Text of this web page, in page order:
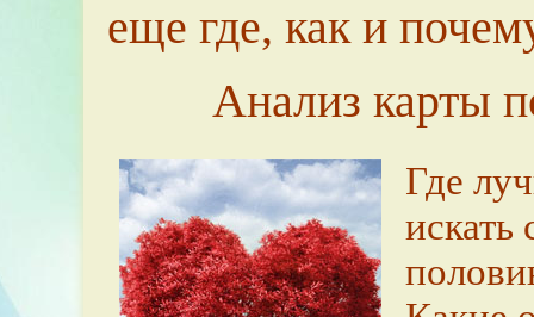
еще где, как и
Анализ карты
Где